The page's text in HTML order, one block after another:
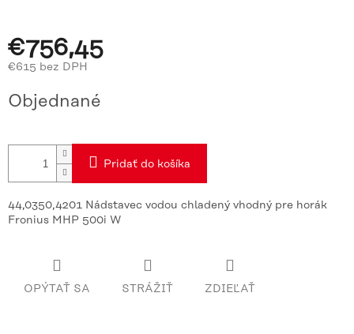
€756,45
€615 bez DPH
cena:
Objednané
Pridať do košíka
44,0350,4201 Nádstavec vodou chladený vhodný pre horák
Fronius MHP 500i W
OPÝTAŤ SA STRÁŽIŤ ZDIEĽAŤ